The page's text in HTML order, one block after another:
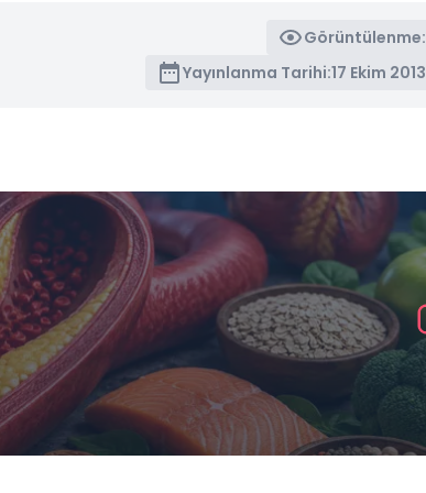
Görüntülenme:
Yayınlanma Tarihi:17 Ekim 2013